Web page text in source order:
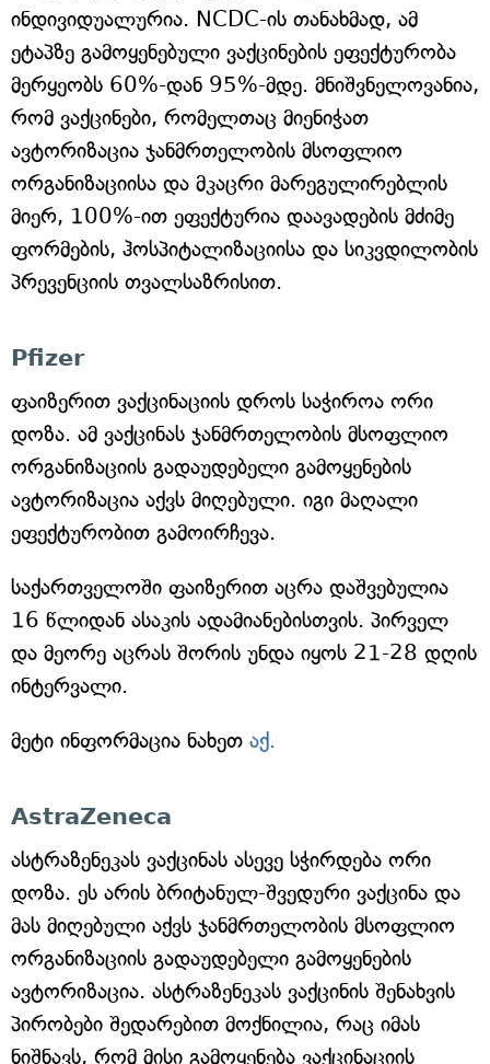
ინდივიდუალურია. NCDC-ის თანახმად, ამ
ეტაპზე გამოყენებული ვაქცინების ეფექტურობა
მერყეობს 60%-დან 95%-მდე. მნიშვნელოვანია,
რომ ვაქცინები, რომელთაც მიენიჭათ
ავტორიზაცია ჯანმრთელობის მსოფლიო
ორგანიზაციისა და მკაცრი მარეგულირებლის
მიერ, 100%-ით ეფექტურია დაავადების მძიმე
ფორმების, ჰოსპიტალიზაციისა და სიკვდილობის
პრევენციის თვალსაზრისით.
Pfizer
ფაიზერით ვაქცინაციის დროს საჭიროა ორი
დოზა. ამ ვაქცინას ჯანმრთელობის მსოფლიო
ორგანიზაციის გადაუდებელი გამოყენების
ავტორიზაცია აქვს მიღებული. იგი მაღალი
ეფექტურობით გამოირჩევა.
საქართველოში ფაიზერით აცრა დაშვებულია
16 წლიდან ასაკის ადამიანებისთვის. პირველ
და მეორე აცრას შორის უნდა იყოს 21-28 დღის
ინტერვალი.
მეტი ინფორმაცია ნახეთ აქ.
AstraZeneca
ასტრაზენეკას ვაქცინას ასევე სჭირდება ორი
დოზა. ეს არის ბრიტანულ-შვედური ვაქცინა და
მას მიღებული აქვს ჯანმრთელობის მსოფლიო
ორგანიზაციის გადაუდებელი გამოყენების
ავტორიზაცია. ასტრაზენეკას ვაქცინის შენახვის
პირობები შედარებით მოქნილია, რაც იმას
ნიშნავს, რომ მისი გამოყენება ვაქცინაციის